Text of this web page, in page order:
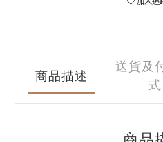
商品描述
送貨及
式